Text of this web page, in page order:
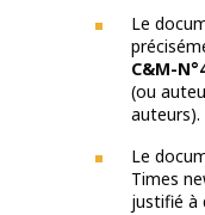
Le
C&M-
(ou
auteurs).
Le
Times
justifié à